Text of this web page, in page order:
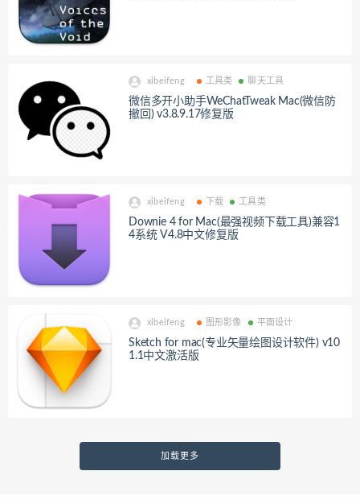
xibeifeng 工具类 聊天工具
微信多开小助手WeChatTweak Mac(微信防
撤回) v3.8.9.17修复版
xibeifeng 下载 工具类
Downie 4 for Mac(最强视频下载工具)兼容1
4系统 V4.8中文修复版
xibeifeng 图形影像 平面设计
Sketch for mac(专业矢量绘图设计软件) v10
1.1中文激活版
加载更多